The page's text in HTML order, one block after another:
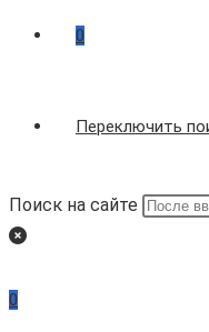
0
Переключить
Поиск на сайте
0